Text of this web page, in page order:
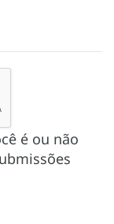
é ou não